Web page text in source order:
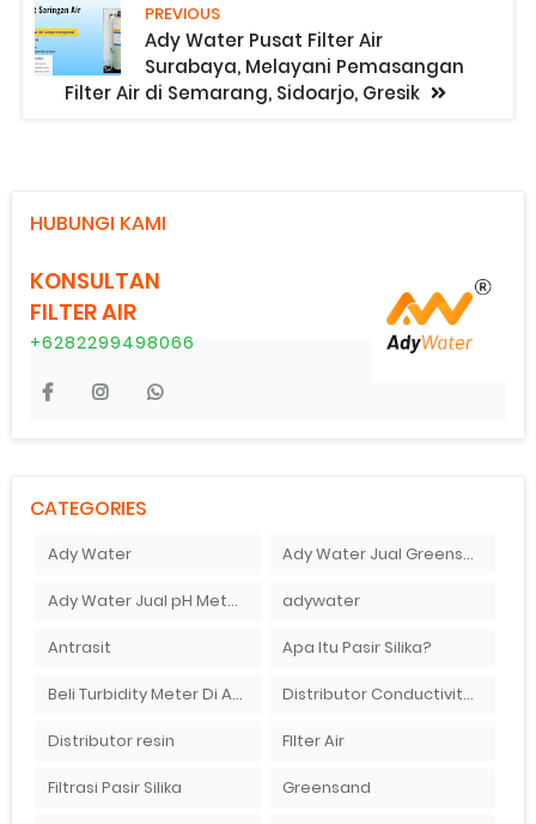
PREVIOUS
Ady Water Pusat Filter Air
Surabaya, Melayani Pemasangan
Filter Air di Semarang, Sidoarjo, Gresik
HUBUNGI KAMI
KONSULTAN
FILTER AIR
+6282299498066
CATEGORIES
Ady Water Ady Water Jual Greensand plus
Ady Water Jual pH Meter Murah Bandung adywater
Antrasit Apa Itu Pasir Silika?
Beli Turbidity Meter Di Ady Water Distributor Conductivity Meter Di Surabaya
Distributor resin FIlter Air
Filtrasi Pasir Silika Greensand